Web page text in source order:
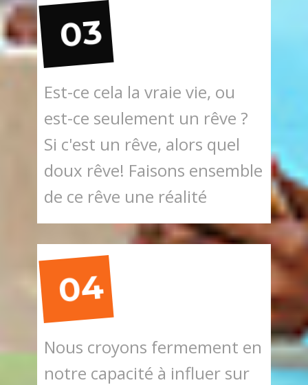
03
Est-ce cela la vraie vie, ou
est-ce seulement un rêve ?
Si c'est un rêve, alors quel
doux rêve! Faisons ensemble
de ce rêve une réalité
04
Nous croyons fermement en
notre capacité à influer sur